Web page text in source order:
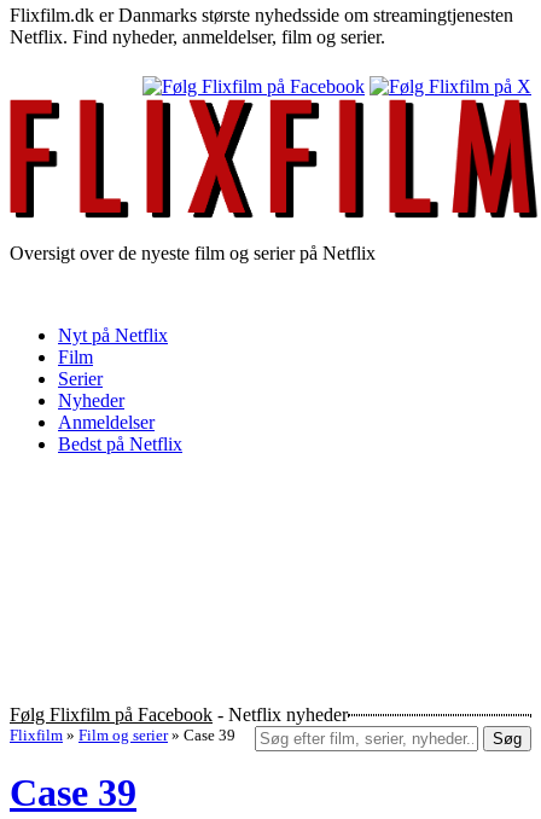
Flixfilm.dk er Danmarks største nyhedsside om streamingtjenesten
Netflix. Find nyheder, anmeldelser, film og serier.
Oversigt over de nyeste film og serier på Netflix
Nyt på Netflix
Film
Serier
Nyheder
Anmeldelser
Bedst på Netflix
Følg Flixfilm på Facebook - Netflix nyheder
Søg
Flixfilm » Film og serier » Case 39
Case 39